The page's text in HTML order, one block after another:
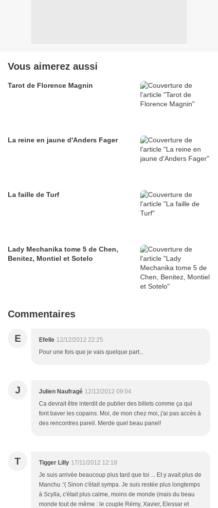
Vous aimerez aussi
Tarot de Florence Magnin
La reine en jaune d'Anders Fager
La faille de Turf
Lady Mechanika tome 5 de Chen,
Benitez, Montiel et Sotelo
Commentaires
E Efelle 12/12/2012 22:25
Pour une fois que je vais quelque part...
J Julien Naufragé 12/12/2012 09:04
Ca devrait être interdit de publier des billets comme ça qui
font baver les copains. Moi, de mon chez moi, j'ai pas accès à
des rencontres pareil. Merde quel beau panel!
T Tigger Lilly 17/11/2012 12:18
Je suis arrivée beaucoup plus tard que toi ... Et y avait plus de
Manchu :'( Sinon c'était sympa. Je suis restée plus longtemps
à Scylla, c'était plus calme, moins de monde (mais du beau
monde tout de même : le couple Rémy, Xavier, Elessar et